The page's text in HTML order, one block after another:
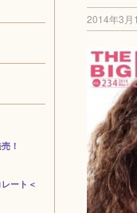
2014年3月
！
ート＜